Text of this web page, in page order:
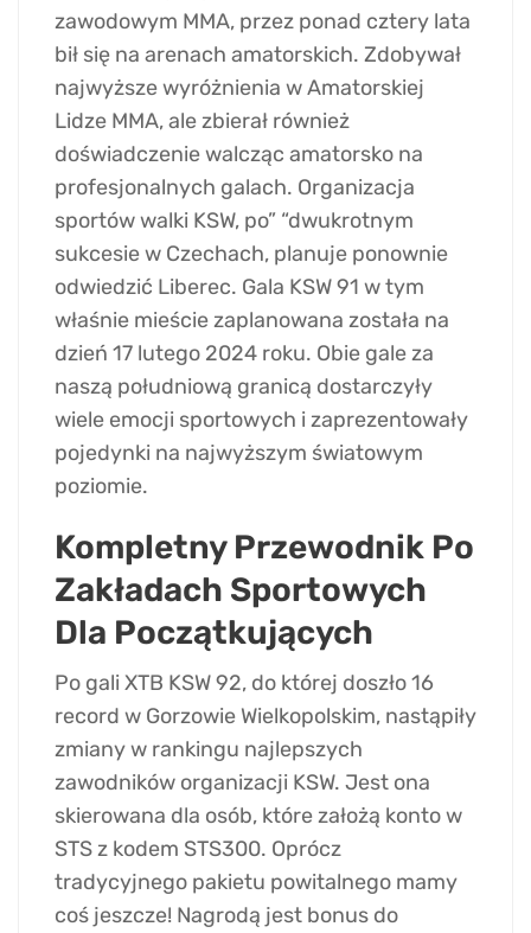
zawodowym MMA, przez ponad cztery lata
bił się na arenach amatorskich. Zdobywał
najwyższe wyróżnienia w Amatorskiej
Lidze MMA, ale zbierał również
doświadczenie walcząc amatorsko na
profesjonalnych galach. Organizacja
sportów walki KSW, po” “dwukrotnym
sukcesie w Czechach, planuje ponownie
odwiedzić Liberec. Gala KSW 91 w tym
właśnie mieście zaplanowana została na
dzień 17 lutego 2024 roku. Obie gale za
naszą południową granicą dostarczyły
wiele emocji sportowych i zaprezentowały
pojedynki na najwyższym światowym
poziomie.
Kompletny Przewodnik Po
Zakładach Sportowych
Dla Początkujących
Po gali XTB KSW 92, do której doszło 16
record w Gorzowie Wielkopolskim, nastąpiły
zmiany w rankingu najlepszych
zawodników organizacji KSW. Jest ona
skierowana dla osób, które założą konto w
STS z kodem STS300. Oprócz
tradycyjnego pakietu powitalnego mamy
coś jeszcze! Nagrodą jest bonus do